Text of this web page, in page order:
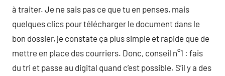
à traiter. Je ne sais pas ce que tu en penses, mais
quelques clics pour télécharger le document dans le
bon dossier, je constate ça plus simple et rapide que de
mettre en place des courriers. Donc, conseil n°1 : fais
du tri et passe au digital quand c’est possible. S’il y a des